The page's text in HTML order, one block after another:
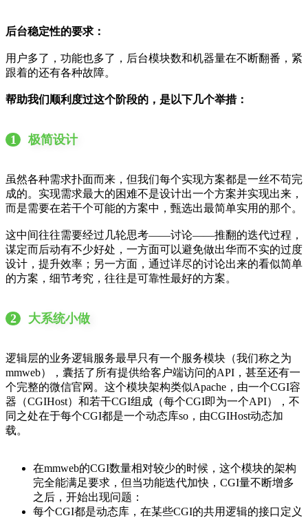
后台稳定性的要求：
用户多了，功能也多了，后台模块数和机器量在不断翻番，紧
跟着的还有各种故障。
帮助我们顺利度过这个阶段的，是以下几个举措：
1 极简设计
虽然各种需求扑面而来，但我们每个实现方案都是一丝不苟完
成的。实现需求最大的困难不是设计出一个方案并实现出来，
而是需要在若干个可能的方案中，甄选出最简单实用的那个。
这中间往往需要经过几轮思考——讨论——推翻的迭代过程，
谋定而后动有不少好处，一方面可以避免做出华而不实的过度
设计，提升效率；另一方面，通过详尽的讨论出来的看似简单
的方案，细节考究，往往是可靠性最好的方案。
2 大系统小做
逻辑层的业务逻辑服务最早只有一个服务模块（我们称之为
mmweb），囊括了所有提供给客户端访问的API，甚至还有一
个完整的微信官网。这个模块架构类似Apache，由一个CGI容
器（CGIHost）和若干CGI组成（每个CGI即为一个API），不
同之处在于每个CGI都是一个动态库so，由CGIHost动态加
载。
在mmweb的CGI数量相对较少的时候，这个模块的架构
完全能满足要求，但当功能迭代加快，CGI量不断增多
之后，开始出现问题：
每个CGI都是动态库，在某些CGI的共用逻辑的接口定义